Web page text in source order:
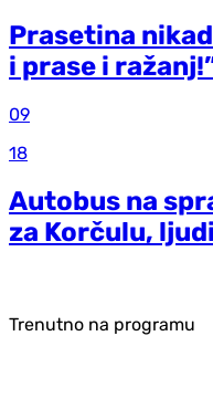
Prasetina
i prase i
09
18
Autobus na
za Korčulu,
Trenutno na programu